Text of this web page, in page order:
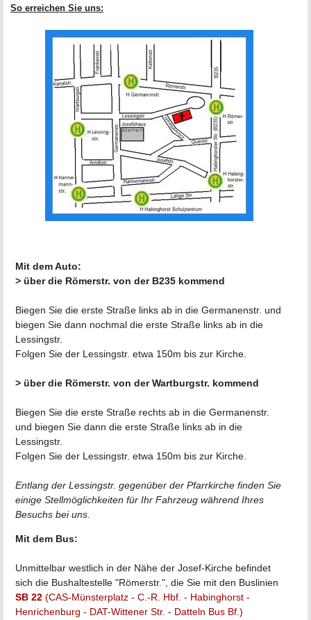
So erreichen Sie uns:
Mit dem Auto:
> über die Römerstr. von der B235 kommend
Biegen Sie die erste Straße links ab in die Germanenstr. und
biegen Sie dann nochmal die erste Straße links ab in die
Lessingstr.
Folgen Sie der Lessingstr. etwa 150m bis zur Kirche.
> über die Römerstr. von der Wartburgstr. kommend
Biegen Sie die erste Straße rechts ab in die Germanenstr.
und biegen Sie dann die erste Straße links ab in die
Lessingstr.
Folgen Sie der Lessingstr. etwa 150m bis zur Kirche.
Entlang der Lessingstr. gegenüber der Pfarrkirche finden Sie
einige Stellmöglichkeiten für Ihr Fahrzeug während Ihres
Besuchs bei uns.
Mit dem Bus:
Unmittelbar westlich in der Nähe der Josef-Kirche befindet
sich die Bushaltestelle "Römerstr.", die Sie mit den Buslinien
SB 22 (CAS-Münsterplatz - C.-R. Hbf. - Habinghorst -
Henrichenburg - DAT-Wittener Str. - Datteln Bus Bf.)